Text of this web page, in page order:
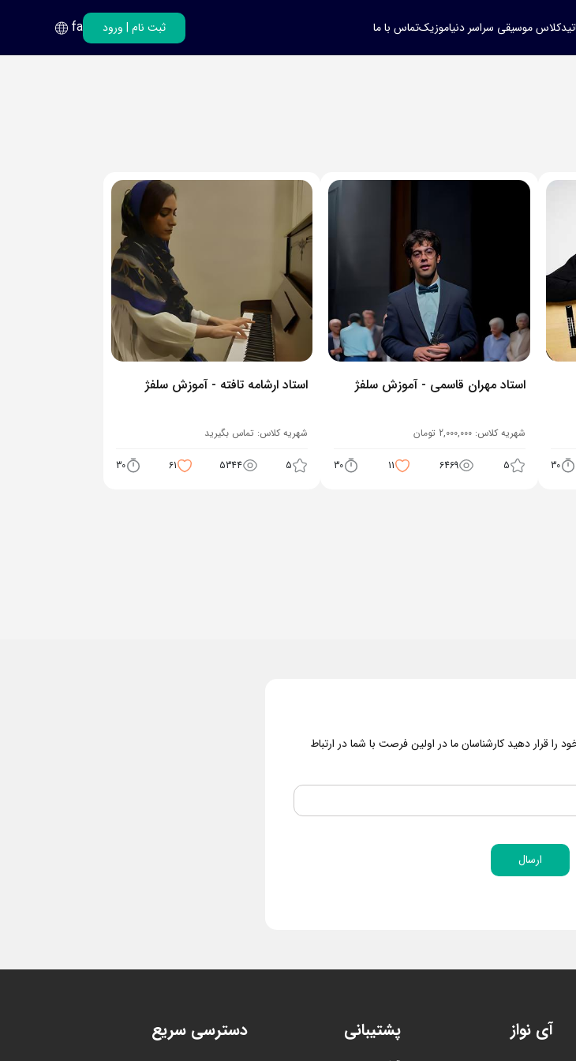
کلاس موسیقی سراسر دنیاموزیکتماس با ما ثبت نام | ورود
فارسی
انگلیسی
fa
30
استاد مهران قاسمی - آموزش سلفژ
شهریه کلاس:2,000,000 تومان
5
6469
11
30
استاد ارشامه تافته - آموزش سلفژ
شهریه کلاس: تماس بگیرید
5
5344
61
30
را قرار دهید کارشناسان ما در اولین فرصت با شما در ارتباط
ارسال
آی نواز پشتیبانی دسترسی سریع